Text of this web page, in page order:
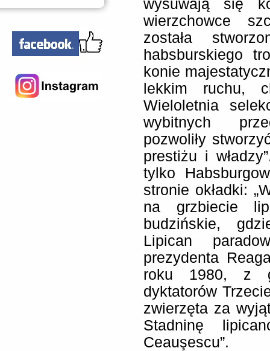
wysuwają się
wierzchowce
została
habsburskiego
konie
lekkim ruchu,
Wieloletnia
wybitnych
pozwoliły
prestiżu i
tylko
stronie okładki:
na grzbiecie
budzińskie,
Lipican
prezydenta
roku 1980, z
dyktatorów
zwierzęta za
Stadninę
Ceauşescu”.